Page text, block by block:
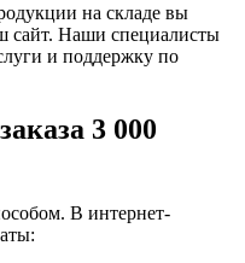
на складе вы
сайт. Наши специалисты
и поддержку по
3 000
В интернет-